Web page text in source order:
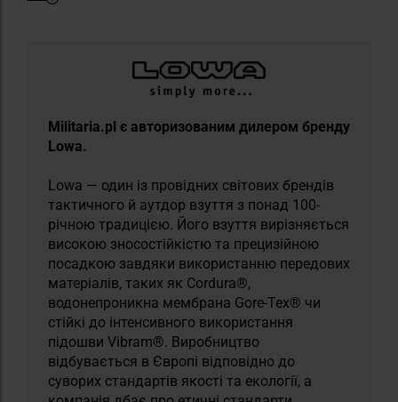
Militaria.pl є авторизованим дилером бренду
Lowa.
Lowa — один із провідних світових брендів
тактичного й аутдор взуття з понад 100-
річною традицією. Його взуття вирізняється
високою зносостійкістю та прецизійною
посадкою завдяки використанню передових
матеріалів, таких як Cordura®,
водонепроникна мембрана Gore-Tex® чи
стійкі до інтенсивного використання
підошви Vibram®. Виробництво
відбувається в Європі відповідно до
суворих стандартів якості та екології, а